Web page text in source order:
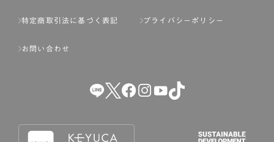
特定商取引法に基づく表記 プライバシーポリシー
お問い合わせ